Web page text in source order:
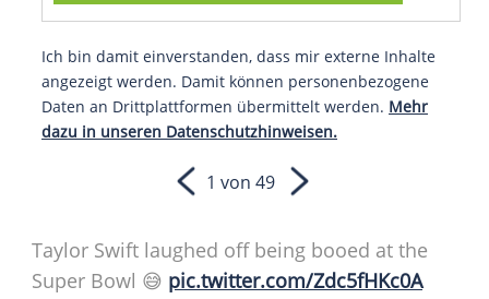
Ich bin damit einverstanden, dass mir externe Inhalte
angezeigt werden. Damit können personenbezogene
Daten an Drittplattformen übermittelt werden. Mehr
dazu in unseren Datenschutzhinweisen.
1 von 49
Taylor Swift laughed off being booed at the
Super Bowl 😅 pic.twitter.com/Zdc5fHKc0A